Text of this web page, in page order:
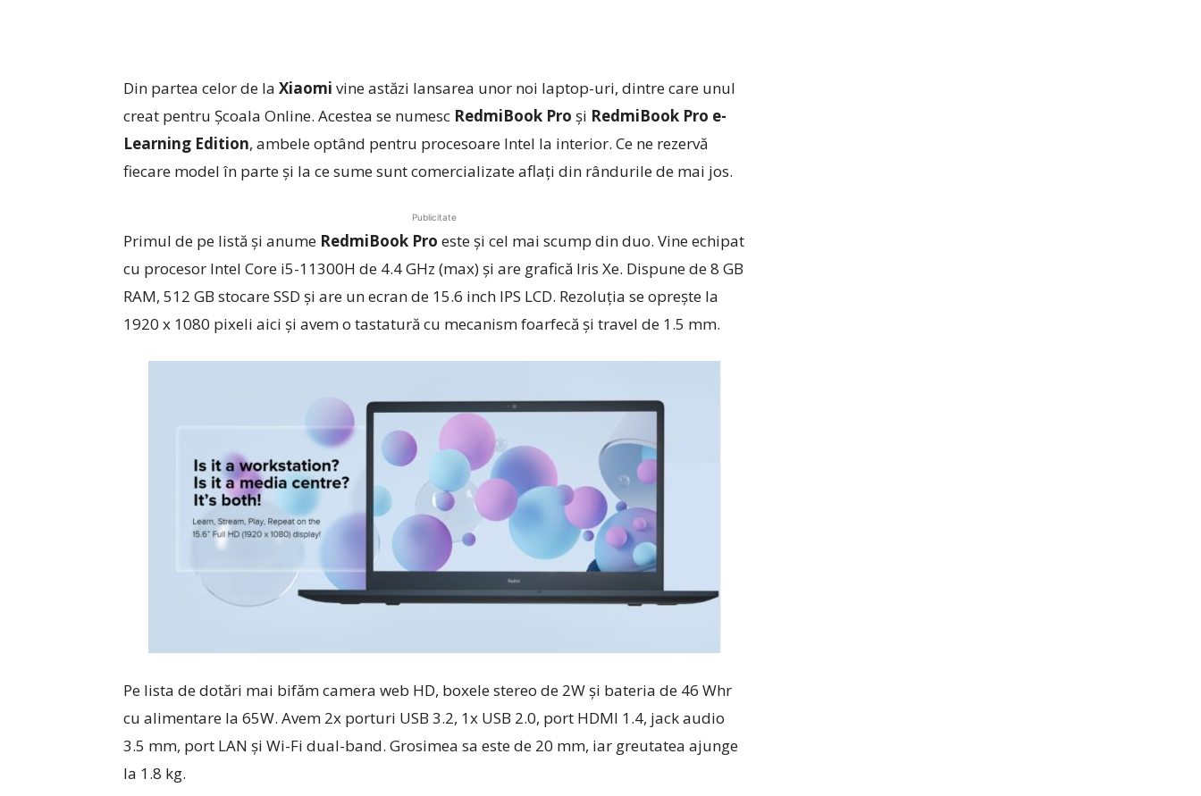
Din partea celor de la Xiaomi vine astăzi lansarea unor noi laptop-uri, dintre care unul
creat pentru Școala Online. Acestea se numesc RedmiBook Pro și RedmiBook Pro e-
Learning Edition, ambele optând pentru procesoare Intel la interior. Ce ne rezervă
fiecare model în parte și la ce sume sunt comercializate aflați din rândurile de mai jos.
Publicitate
Primul de pe listă și anume RedmiBook Pro este și cel mai scump din duo. Vine echipat
cu procesor Intel Core i5-11300H de 4.4 GHz (max) și are grafică Iris Xe. Dispune de 8 GB
RAM, 512 GB stocare SSD și are un ecran de 15.6 inch IPS LCD. Rezoluția se oprește la
1920 x 1080 pixeli aici și avem o tastatură cu mecanism foarfecă și travel de 1.5 mm.
Pe lista de dotări mai bifăm camera web HD, boxele stereo de 2W și bateria de 46 Whr
cu alimentare la 65W. Avem 2x porturi USB 3.2, 1x USB 2.0, port HDMI 1.4, jack audio
3.5 mm, port LAN și Wi-Fi dual-band. Grosimea sa este de 20 mm, iar greutatea ajunge
la 1.8 kg.